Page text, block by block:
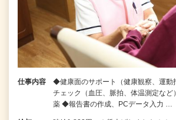
仕事内容
◆健康面のサポート（健康観察、運
チェック（血圧、脈拍、体温測定な
薬 ◆報告書の作成、PCデータ入力 …